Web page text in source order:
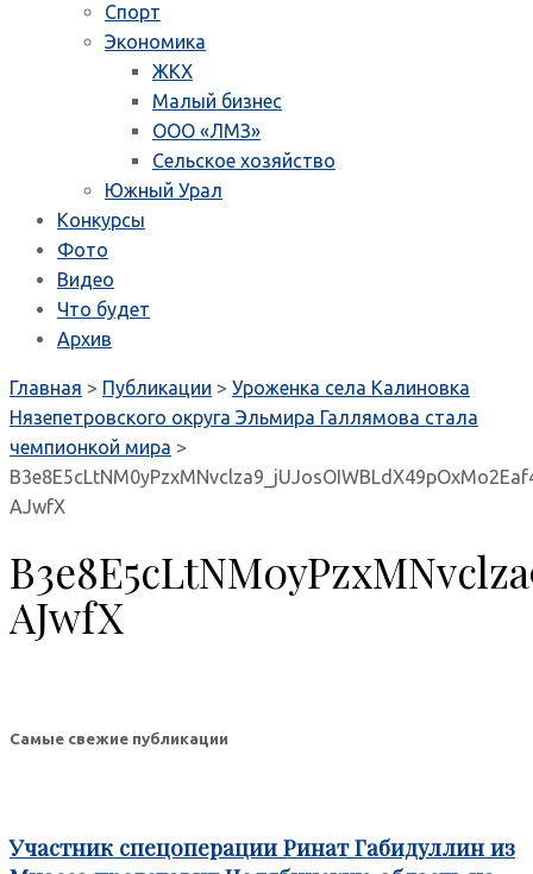
Спорт
Экономика
ЖКХ
Малый бизнес
ООО «ЛМЗ»
Сельское хозяйство
Южный Урал
Конкурсы
Фото
Видео
Что будет
Архив
Главная > Публикации > Уроженка села Калиновка
Нязепетровского округа Эльмира Галлямова стала
чемпионкой мира >
AJwfX
AJwfX
Самые свежие публикации
Участник спецоперации Ринат Габидуллин из